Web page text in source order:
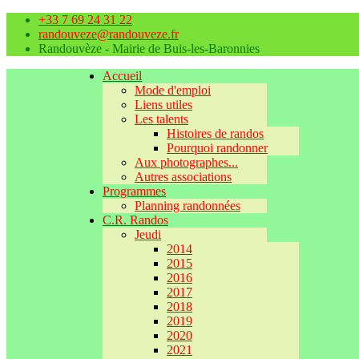
+33 7 69 24 31 22
randouveze@randouveze.fr
Randouvèze - Mairie de Buis-les-Baronnies
Accueil
Mode d'emploi
Liens utiles
Les talents
Histoires de randos
Pourquoi randonner
Aux photographes...
Autres associations
Programmes
Planning randonnées
C.R. Randos
Jeudi
2014
2015
2016
2017
2018
2019
2020
2021